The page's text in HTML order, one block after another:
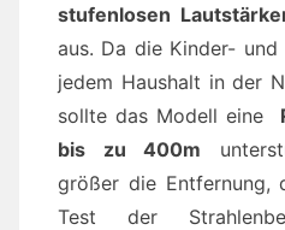
stufenlosen
aus. Da die Kinder-
jedem Haushalt in der
sollte das Modell eine
bis zu 400m
größer die Entfernung,
Test der